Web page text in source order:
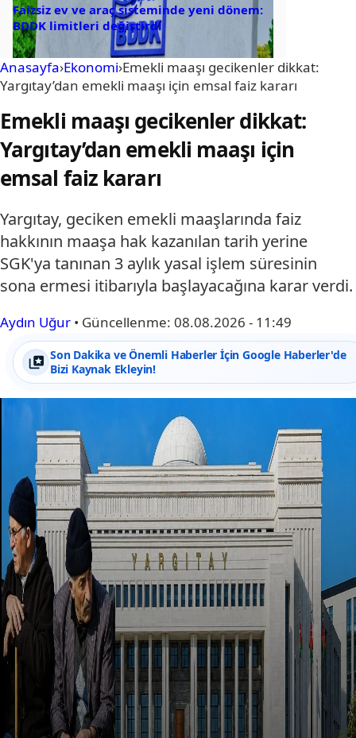
Faizsiz ev ve araç sisteminde yeni dönem:
BDDK limitleri değiştirdi
Anasayfa›Ekonomi›Emekli maaşı gecikenler dikkat:
Yargıtay’dan emekli maaşı için emsal faiz kararı
Emekli maaşı gecikenler dikkat:
Yargıtay’dan emekli maaşı için
emsal faiz kararı
Yargıtay, geciken emekli maaşlarında faiz
hakkının maaşa hak kazanılan tarih yerine
SGK'ya tanınan 3 aylık yasal işlem süresinin
sona ermesi itibarıyla başlayacağına karar verdi.
Aydın Uğur • Güncellenme: 08.08.2026 - 11:49
Son Dakika ve Önemli Haberler İçin Google Haberler'de
Bizi Kaynak Ekleyin!